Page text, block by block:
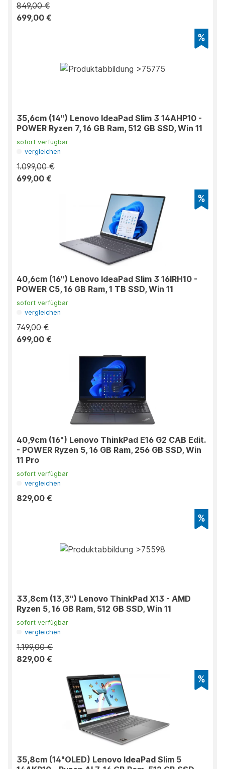
849,00 €
699,00 €
35,6cm (14") Lenovo IdeaPad Slim 3 14AHP10 -
POWER Ryzen 7, 16 GB Ram, 512 GB SSD, Win 11
sofort verfügbar
vergleichen
1.099,00 €
699,00 €
40,6cm (16") Lenovo IdeaPad Slim 3 16IRH10 -
POWER C5, 16 GB Ram, 1 TB SSD, Win 11
sofort verfügbar
vergleichen
749,00 €
699,00 €
40,9cm (16") Lenovo ThinkPad E16 G2 CAB Edit.
- POWER Ryzen 5, 16 GB Ram, 256 GB SSD, Win
11 Pro
sofort verfügbar
vergleichen
829,00 €
33,8cm (13,3") Lenovo ThinkPad X13 - AMD
Ryzen 5, 16 GB Ram, 512 GB SSD, Win 11
sofort verfügbar
vergleichen
1.199,00 €
829,00 €
35,8cm (14"OLED) Lenovo IdeaPad Slim 5